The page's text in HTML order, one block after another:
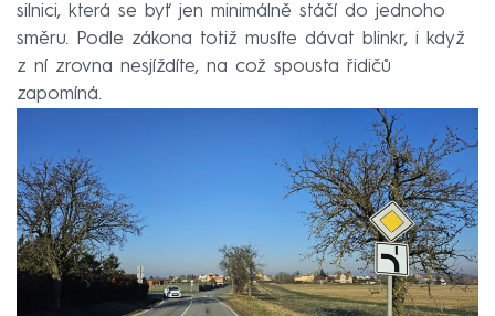
silnici, která se byť jen minimálně stáčí do jednoho
směru. Podle zákona totiž musíte dávat blinkr, i když
z ní zrovna nesjíždíte, na což spousta řidičů
zapomíná.